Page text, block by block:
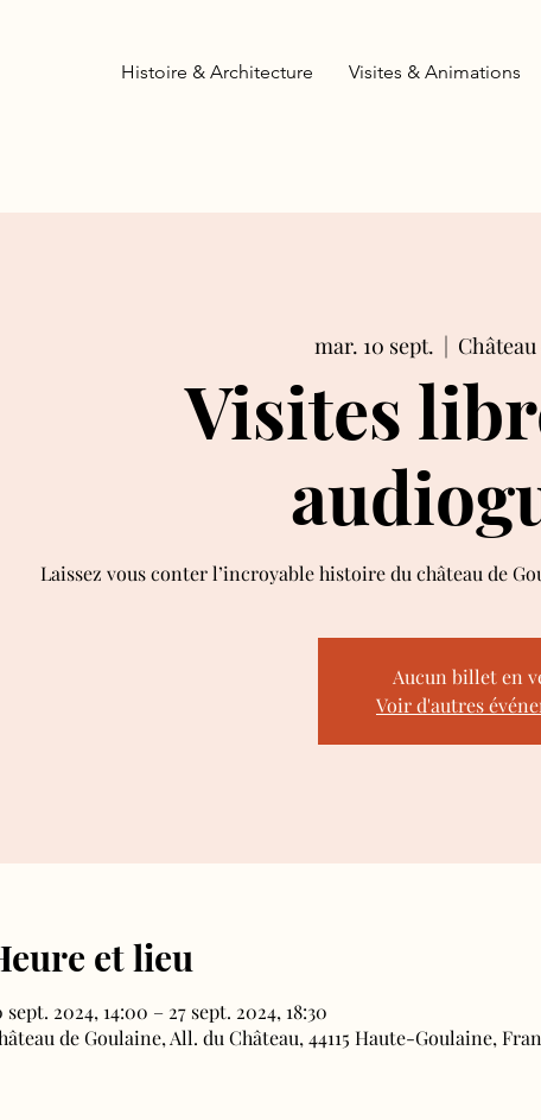
Histoire & Architecture Visites & Animations
mar. 10 sept.
  |
Visites
Laissez vous conter l’incroyable histoire du château de
Aucun billet en
Voir d'autres
et lieu
sept. 2024, 14:00 – 27 sept. 2024, 18:30
de Goulaine, All. du Château, 44115 Haute-Goulaine,